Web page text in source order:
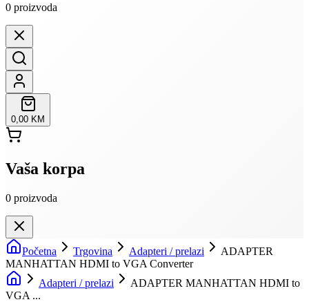
0 proizvoda
0,00 KM
Vaša korpa
0 proizvoda
Početna Trgovina Adapteri / prelazi
ADAPTER
MANHATTAN HDMI to VGA Converter
Adapteri / prelazi
ADAPTER MANHATTAN HDMI to
VGA ...